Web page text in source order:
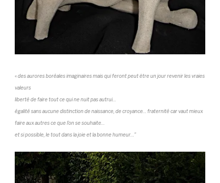
«des aurores boréales imaginaires mais qui feront peut être un jour revenir les vraies
valeurs
liberté de faire tout ce qui ne nuit pas autrui…
égalité sans aucune distinction de naissance, de croyance… fraternité car vaut mieux
faire aux autres ce que l’on se souhaite…
et si possible, le tout dans la joie et la bonne humeur…”